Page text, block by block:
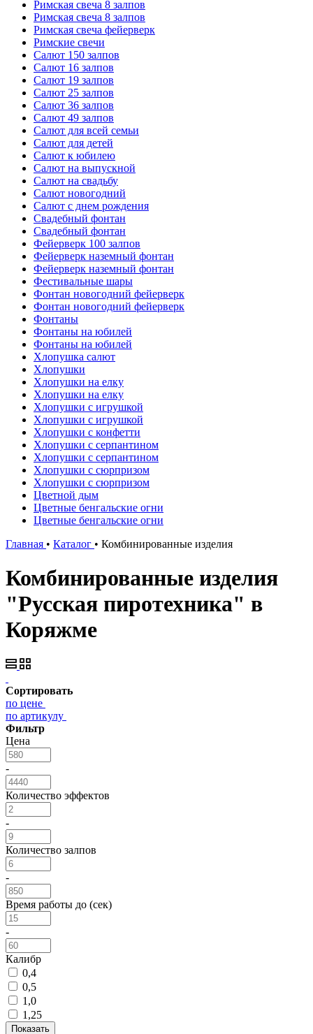
Римская свеча 8 залпов
Римская свеча 8 залпов
Римская свеча фейерверк
Римские свечи
Салют 150 залпов
Салют 16 залпов
Салют 19 залпов
Салют 25 залпов
Салют 36 залпов
Салют 49 залпов
Салют для всей семьи
Салют для детей
Салют к юбилею
Салют на выпускной
Салют на свадьбу
Салют новогодний
Салют с днем рождения
Свадебный фонтан
Свадебный фонтан
Фейерверк 100 залпов
Фейерверк наземный фонтан
Фейерверк наземный фонтан
Фестивальные шары
Фонтан новогодний фейерверк
Фонтан новогодний фейерверк
Фонтаны
Фонтаны на юбилей
Фонтаны на юбилей
Хлопушка салют
Хлопушки
Хлопушки на елку
Хлопушки на елку
Хлопушки с игрушкой
Хлопушки с игрушкой
Хлопушки с конфетти
Хлопушки с серпантином
Хлопушки с серпантином
Хлопушки с сюрпризом
Хлопушки с сюрпризом
Цветной дым
Цветные бенгальские огни
Цветные бенгальские огни
Главная • Каталог • Комбинированные изделия
Комбинированные изделия
"Русская пиротехника" в
Коряжме
Сортировать
по цене
по артикулу
Фильтр
Цена
-
Количество эффектов
-
Количество залпов
-
Время работы до (сек)
-
Калибр
0,4
0,5
1,0
1,25